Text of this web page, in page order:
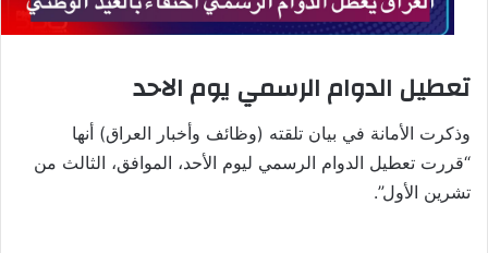
تعطيل الدوام الرسمي يوم الاحد
وذكرت الأمانة في بيان تلقته (وظائف وأخبار العراق) أنها
“قررت تعطيل الدوام الرسمي ليوم الأحد، الموافق، الثالث من
تشرين الأول”.